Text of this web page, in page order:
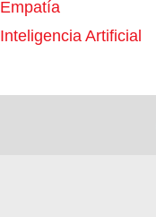
Empatía
Inteligencia Artificial